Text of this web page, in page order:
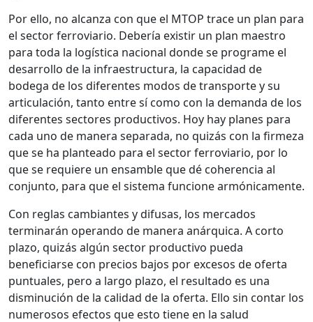
Por ello, no alcanza con que el MTOP trace un plan para
el sector ferroviario. Debería existir un plan maestro
para toda la logística nacional donde se programe el
desarrollo de la infraestructura, la capacidad de
bodega de los diferentes modos de transporte y su
articulación, tanto entre sí como con la demanda de los
diferentes sectores productivos. Hoy hay planes para
cada uno de manera separada, no quizás con la firmeza
que se ha planteado para el sector ferroviario, por lo
que se requiere un ensamble que dé coherencia al
conjunto, para que el sistema funcione armónicamente.
Con reglas cambiantes y difusas, los mercados
terminarán operando de manera anárquica. A corto
plazo, quizás algún sector productivo pueda
beneficiarse con precios bajos por excesos de oferta
puntuales, pero a largo plazo, el resultado es una
disminución de la calidad de la oferta. Ello sin contar los
numerosos efectos que esto tiene en la salud